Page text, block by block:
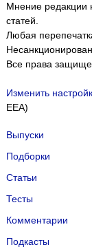
Мнение редакции
статей.
Любая
Все права
Изменить
EEA)
Выпуски
Подборки
Статьи
Тесты
Комментарии
Подкасты